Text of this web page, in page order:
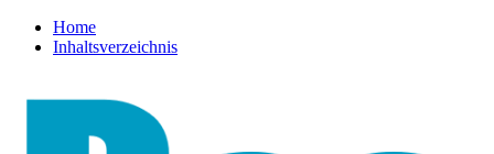
Home
Inhaltsverzeichnis